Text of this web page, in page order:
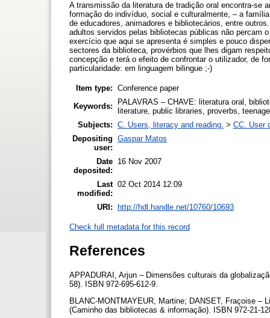
A transmissão da literatura de tradição oral encontra-se
formação do indivíduo, social e culturalmente, – a
de educadores, animadores e bibliotecários, entre
adultos servidos pelas bibliotecas públicas não percam
exercício que aqui se apresenta é simples e pouco
sectores da biblioteca, provérbios que lhes digam
concepção e terá o efeito de confrontar o utilizador, de
particularidade: em linguagem bilingue ;-)
Item type: Conference paper
Keywords:
PALAVRAS – CHAVE: literatura oral,
literature, public libraries, proverbs,
Subjects: C. Users, literacy and reading. > CC. User
Depositing
user:
Gaspar Matos
Date
deposited:
16 Nov 2007
Last
modified:
02 Oct 2014 12:09
URI: http://hdl.handle.net/10760/10693
Check full metadata for this record
References
APPADURAI, Arjun – Dimensões culturais da
58). ISBN 972-695-612-9.
BLANC-MONTMAYEUR, Martine; DANSET, Fraçoise –
(Caminho das bibliotecas & informação). ISBN 972-21-